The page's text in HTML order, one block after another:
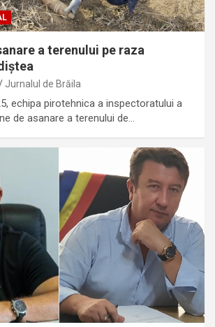
a terenului pe raza
Jurnalul de Brăila
echipa pirotehnica a inspectoratului a
de asanare a terenului de…